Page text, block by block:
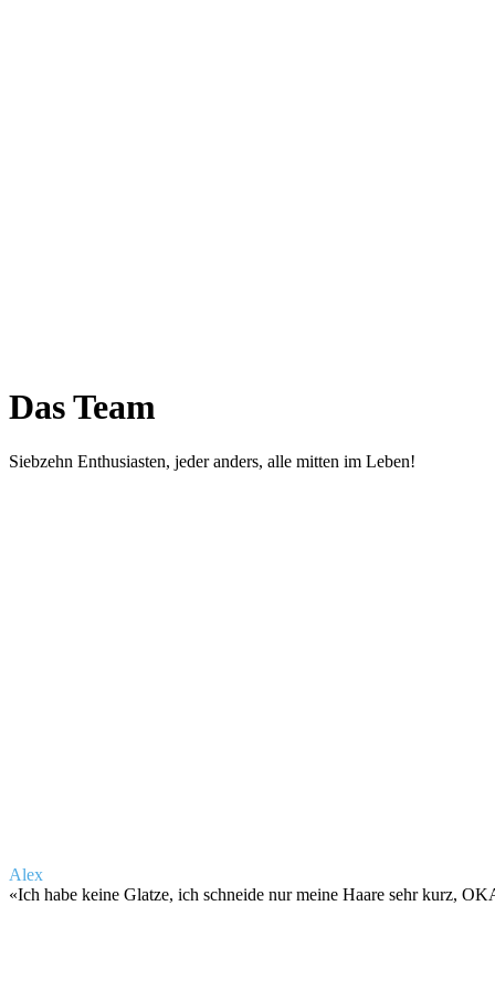
Das Team
Siebzehn Enthusiasten, jeder anders, alle mitten im Leben!
Alex
«Ich habe keine Glatze, ich schneide nur meine Haare sehr kurz,